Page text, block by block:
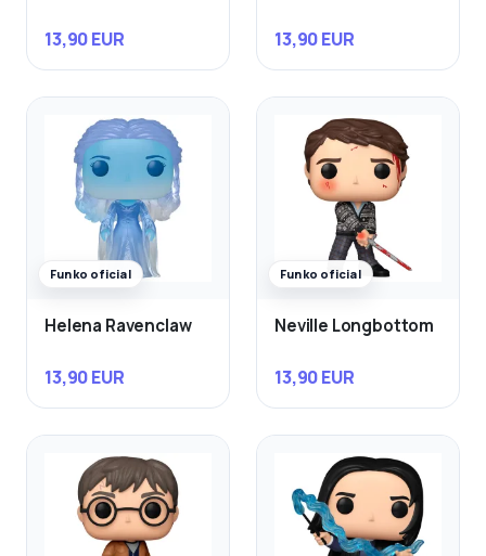
13,90 EUR 13,90 EUR
Funko oficial
Helena Ravenclaw
13,90 EUR
Funko oficial
Neville Longbottom
13,90 EUR